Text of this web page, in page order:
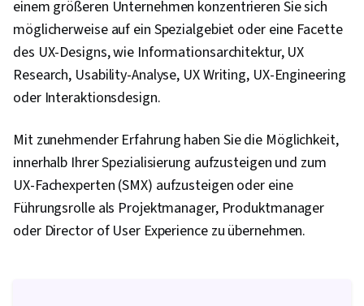
einem größeren Unternehmen konzentrieren Sie sich
möglicherweise auf ein Spezialgebiet oder eine Facette
des UX-Designs, wie Informationsarchitektur, UX
Research, Usability-Analyse, UX Writing, UX-Engineering
oder Interaktionsdesign.
Mit zunehmender Erfahrung haben Sie die Möglichkeit,
innerhalb Ihrer Spezialisierung aufzusteigen und zum
UX-Fachexperten (SMX) aufzusteigen oder eine
Führungsrolle als Projektmanager, Produktmanager
oder Director of User Experience zu übernehmen.